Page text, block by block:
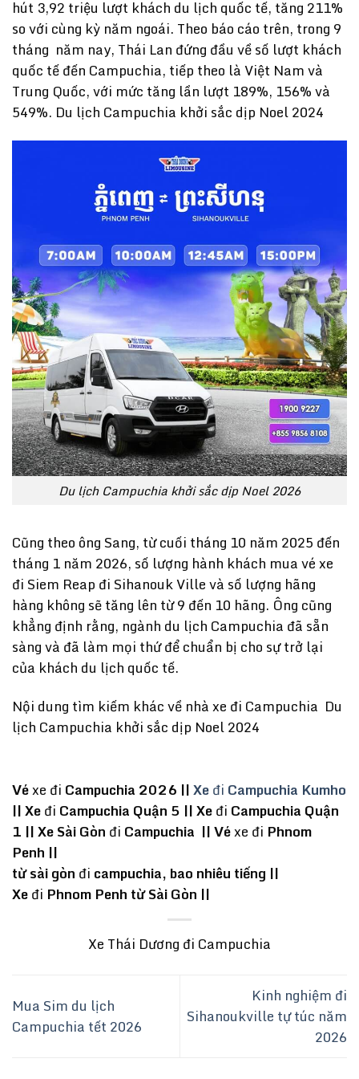
hút 3,92 triệu lượt khách du lịch quốc tế, tăng 211%
so với cùng kỳ năm ngoái. Theo báo cáo trên, trong 9
tháng năm nay, Thái Lan đứng đầu về số lượt khách
quốc tế đến Campuchia, tiếp theo là Việt Nam và
Trung Quốc, với mức tăng lần lượt 189%, 156% và
549%. Du lịch Campuchia khởi sắc dịp Noel 2024
Du lịch Campuchia khởi sắc dịp Noel 2026
Cũng theo ông Sang, từ cuối tháng 10 năm 2025 đến
tháng 1 năm 2026, số lượng hành khách mua vé xe
đi Siem Reap đi Sihanouk Ville và số lượng hãng
hàng không sẽ tăng lên từ 9 đến 10 hãng. Ông cũng
khẳng định rằng, ngành du lịch Campuchia đã sẵn
sàng và đã làm mọi thứ để chuẩn bị cho sự trở lại
của khách du lịch quốc tế.
Nội dung tìm kiếm khác về nhà xe đi Campuchia Du
lịch Campuchia khởi sắc dịp Noel 2024
Véxe đi Campuchia 2026 ||Xeđi Campuchia Kumho
||Xeđi Campuchia Quận 5 ||Xeđi Campuchia Quận
1 ||Xe Sài Gòn đi Campuchia ||Véxe đi Phnom
Penh ||
từ sài gòn đi campuchia, bao nhiêu tiếng ||
Xeđi Phnom Penh từ Sài Gòn ||
Xe Thái Dương đi Campuchia
Mua Sim du lịch
Campuchia tết 2026
Kinh nghiệm đi
Sihanoukville tự túc năm
2026